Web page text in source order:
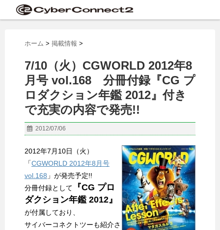
ホーム > 掲載情報 >
7/10（火）CGWORLD 2012年8
月号 vol.168 分冊付録『CG プ
ロダクション年鑑 2012』付き
で充実の内容で発売!!
2012/07/06
2012年7月10日（火）
「CGWORLD 2012年8月号
vol.168 」が発売予定!!
分冊付録として
『CG プロ
ダクション年鑑 2012』
が付属しており、
サイバーコネクトツーも紹介さ